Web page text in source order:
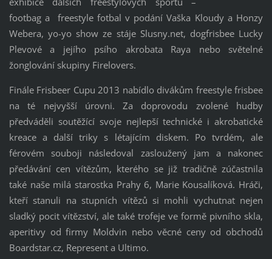
footbag a freestyle fotbal v podání Vaška Kloudy a Honzy
Webera, yo-yo show ze stáje Slusny.net, dogfrisbee Lucky
Plevové a jejího psího akrobata Raya nebo světelné
žonglování skupiny Firelovers.
Finále Frisbeer Cupu 2013 nabídlo divákům freestyle frisbee
na té nejvyšší úrovni. Za doprovodu zvolené hudby
předváděli soutěžící svoje nejlepší technické i akrobatické
kreace a další triky s létajícím diskem. Po tvrdém, ale
férovém souboji následoval zasloužený jam a nakonec
předávání cen vítězům, kterého se již tradičně zúčastnila
také naše milá starostka Prahy 6, Marie Kousalíková. Hráči,
kteří stanuli na stupních vítězů si mohli vychutnat nejen
sladký pocit vítězství, ale také trofeje ve formě pivního skla,
aperitivy od firmy Moldvin nebo věcné ceny od obchodů
Boardstar.cz, Represent a Ultimo.